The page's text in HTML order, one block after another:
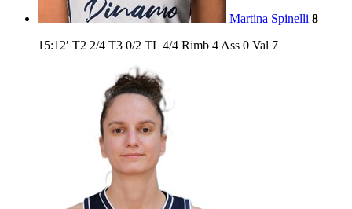
Martina Spinelli 8
15:12′ T2 2/4 T3 0/2 TL 4/4 Rimb 4 Ass 0 Val 7